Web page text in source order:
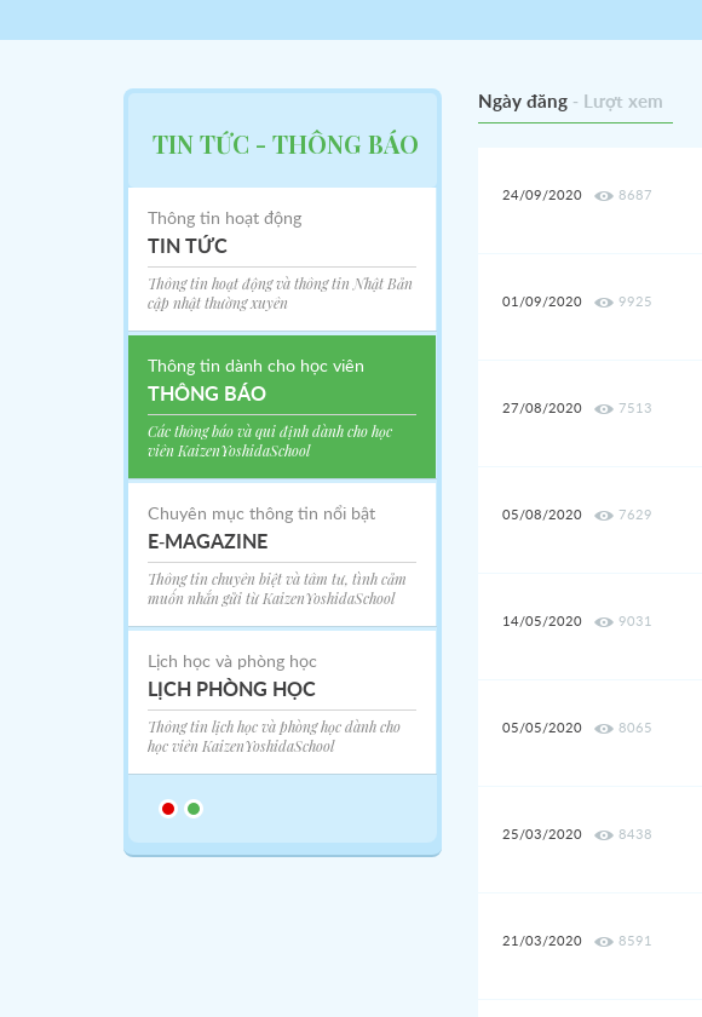
Chào buổi sáng
tốt lành
TIN TỨC - THÔNG BÁO
Thông tin hoạt động
TIN TỨC
Thông tin hoạt động và thông tin Nhật Bản
cập nhật thường xuyên
Thông tin dành cho học viên
THÔNG BÁO
Các thông báo và qui định dành cho học
viên KaizenYoshidaSchool
Chuyên mục thông tin nổi bật
E-MAGAZINE
Thông tin chuyên biệt và tâm tư, tình cảm
muốn nhắn gửi từ KaizenYoshidaSchool
Lịch học và phòng học
LỊCH PHÒNG HỌC
Thông tin lịch học và phòng học dành cho
học viên KaizenYoshidaSchool
Ngày đăng- Lượt xem
24/09/2020 8687
01/09/2020 9925
27/08/2020 7513
05/08/2020 7629
14/05/2020 9031
05/05/2020 8065
25/03/2020 8438
21/03/2020 8591